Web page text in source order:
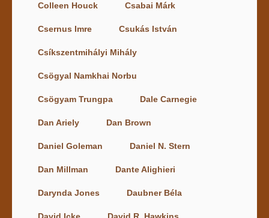
Colleen Houck Csabai Márk
Csernus Imre Csukás István
Csíkszentmihályi Mihály
Csögyal Namkhai Norbu
Csögyam Trungpa Dale Carnegie
Dan Ariely Dan Brown
Daniel Goleman Daniel N. Stern
Dan Millman Dante Alighieri
Darynda Jones Daubner Béla